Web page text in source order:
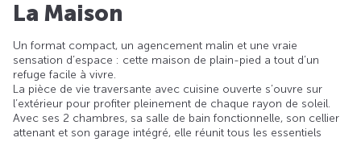
La Maison
Un format compact, un agencement malin et une vraie
sensation d’espace : cette maison de plain-pied a tout d’un
refuge facile à vivre.
La pièce de vie traversante avec cuisine ouverte s’ouvre sur
l’extérieur pour profiter pleinement de chaque rayon de soleil.
Avec ses 2 chambres, sa salle de bain fonctionnelle, son cellier
attenant et son garage intégré, elle réunit tous les essentiels